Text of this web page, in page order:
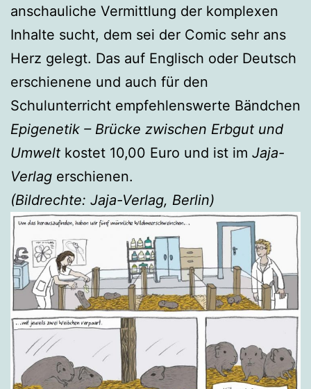
anschauliche Vermittlung der komplexen
Inhalte sucht, dem sei der Comic sehr ans
Herz gelegt. Das auf Englisch oder Deutsch
erschienene und auch für den
Schulunterricht empfehlenswerte Bändchen
Epigenetik – Brücke zwischen Erbgut und
Umwelt kostet 10,00 Euro und ist im Jaja-
Verlag erschienen.
(Bildrechte: Jaja-Verlag, Berlin)